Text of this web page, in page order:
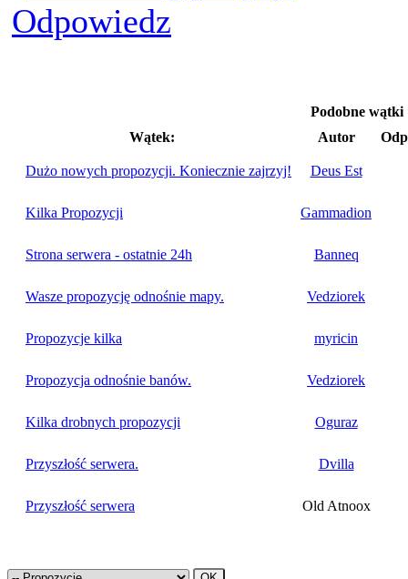
Odpowiedz
Podobne wątki
Wątek:
Autor
Dużo nowych propozycji. Koniecznie zajrzyj! Deus Est
Kilka Propozycji Gammadion
Strona serwera - ostatnie 24h Banneq
Wasze propozycję odnośnie mapy. Vedziorek
Propozycje kilka myricin
Propozycja odnośnie banów. Vedziorek
Kilka drobnych propozycji Oguraz
Przyszłość serwera. Dvilla
Przyszłość serwera Old Atnoox